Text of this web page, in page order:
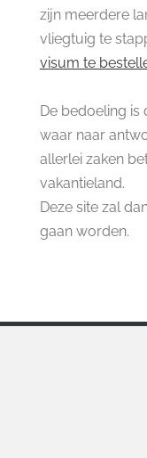
zijn meerdere
vliegtuig te
visum te
De bedoeling
waar naar
allerlei zaken
vakantieland.
Deze site zal
gaan worden.